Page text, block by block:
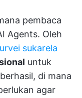
pembaca
Agents. Oleh
sukarela
untuk
di mana
agar